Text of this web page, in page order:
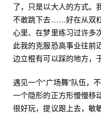
了，只是以大人的方式。
不敢跳下去……好在从双
心里、在梦里练习过许多
此我的克服恐高事业往前
边立棍有可以踩的地方，
遇见一个“广场舞”队伍，
一个隐形的正方形慢慢移
很好玩，提议跟上去，敏